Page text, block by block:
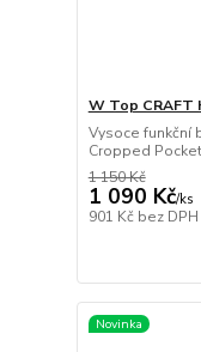
W Top
Vysoce funkční
Cropped
1 150 Kč
1 090 Kč/ks
901 Kč bez DPH
Novinka